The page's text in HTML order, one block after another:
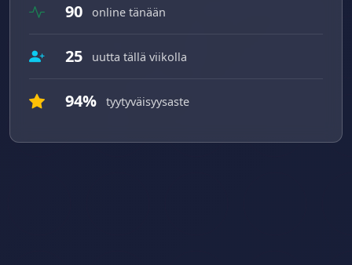
90 online tänään
25 uutta tällä viikolla
94% tyytyväisyysaste